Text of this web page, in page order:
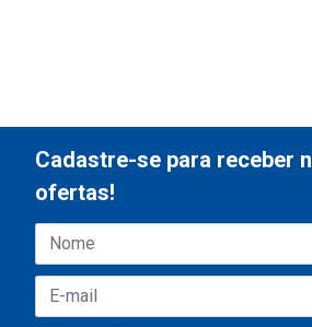
Cadastre-se para receber
ofertas!